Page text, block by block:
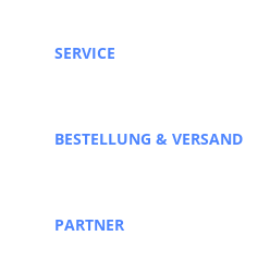
SERVICE
BESTELLUNG & VERSAND
PARTNER